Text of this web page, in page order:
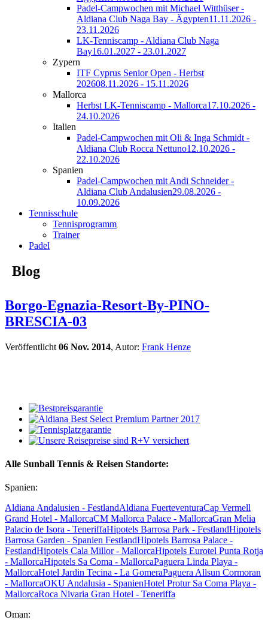
Padel-Campwochen mit Michael Witthüser -
Aldiana Club Naga Bay - Ägypten11.11.2026 -
23.11.2026
LK-Tenniscamp - Aldiana Club Naga
Bay16.01.2027 - 23.01.2027
Zypern
ITF Cyprus Senior Open - Herbst
202608.11.2026 - 15.11.2026
Mallorca
Herbst LK-Tenniscamp - Mallorca17.10.2026 -
24.10.2026
Italien
Padel-Campwochen mit Oli & Inga Schmidt -
Aldiana Club Rocca Nettuno12.10.2026 -
22.10.2026
Spanien
Padel-Campwochen mit Andi Schneider -
Aldiana Club Andalusien29.08.2026 -
10.09.2026
Tennisschule
Tennisprogramm
Trainer
Padel
Blog
Borgo-Egnazia-Resort-By-PINO-
BRESCIA-03
Veröffentlicht 06 Nov. 2014, Autor: Frank Henze
Alle Sunball Tennis & Reisen Standorte:
Spanien:
Aldiana Andalusien - FestlandAldiana FuerteventuraCap Vermell
Grand Hotel - MallorcaCM Mallorca Palace - MallorcaGran Melia
Palacio de Isora - TeneriffaHipotels Barrosa Park - FestlandHipotels
Barrosa Garden - Spanien FestlandHipotels Barrosa Palace -
FestlandHipotels Cala Millor - MallorcaHipotels Eurotel Punta Rotja
- MallorcaHipotels Sa Coma - MallorcaPaguera Linda Playa -
MallorcaHotel Jardin Tecina - La GomeraPaguera Allsun Cormoran
- MallorcaOKU Andalusia - SpanienHotel Protur Sa Coma Playa -
MallorcaRoca Nivaria Gran Hotel - Teneriffa
Oman: